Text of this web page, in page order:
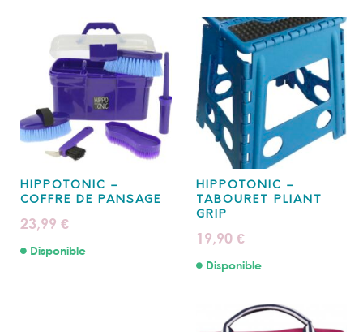
HIPPOTONIC –
COFFRE DE PANSAGE
23,99 €
Disponible
HIPPOTONIC –
TABOURET PLIANT
GRIP
19,90 €
Disponible